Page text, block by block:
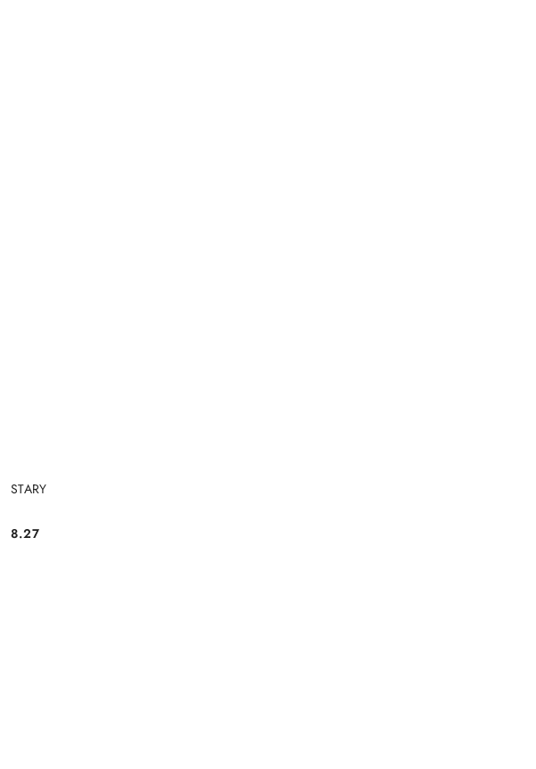
STARY
Cena:
8.27